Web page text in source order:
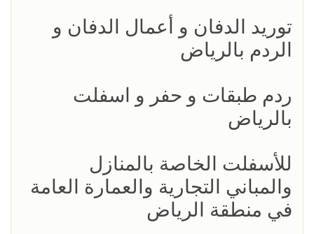
توريد الدفان و أعمال الدفان و
الردم بالرياض
ردم طبقات و حفر و اسفلت
بالرياض
للأسفلت الخاصة بالمنازل
والمباني التجارية والعمارة العامة
في منطقة الرياض